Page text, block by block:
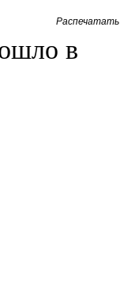
Распечатать
в